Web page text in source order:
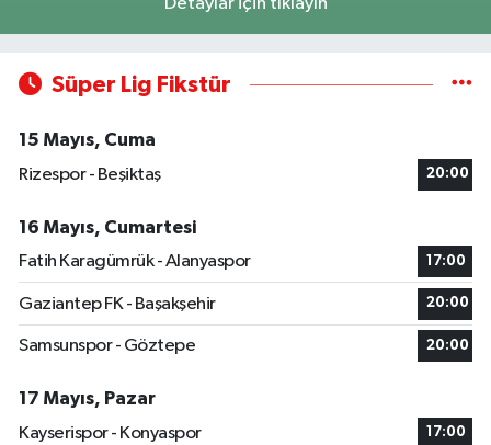
Detaylar için tıklayın
Süper Lig Fikstür
15 Mayıs, Cuma
Rizespor - Beşiktaş
20:00
16 Mayıs, Cumartesi
Fatih Karagümrük - Alanyaspor
17:00
Gaziantep FK - Başakşehir 20:00
Samsunspor - Göztepe 20:00
17 Mayıs, Pazar
Kayserispor - Konyaspor
17:00